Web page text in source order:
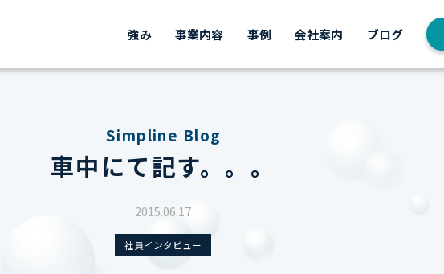
強み 事業内容 事例 会社案内 ブログ
Simpline Blog
車中にて記す。。。
2015.06.17
社員インタビュー